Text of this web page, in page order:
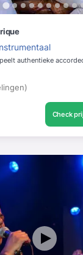
authentieke
Check